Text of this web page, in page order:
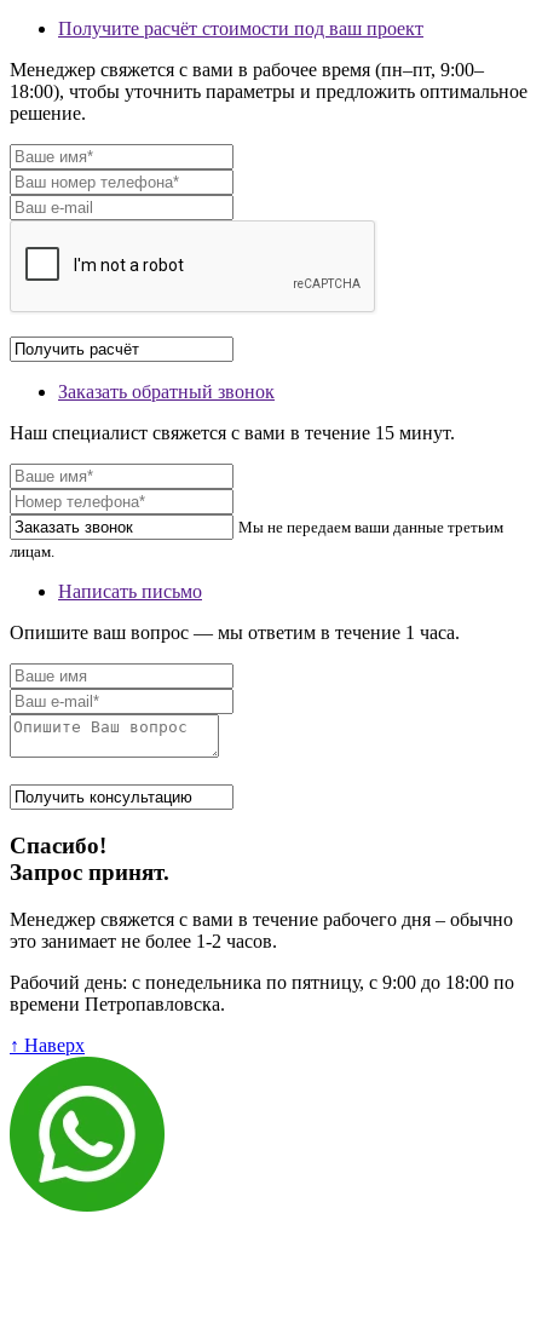
Получите расчёт стоимости под ваш проект
Менеджер свяжется с вами в рабочее время (пн–пт, 9:00–
18:00), чтобы уточнить параметры и предложить оптимальное
решение.
Заказать обратный звонок
Наш специалист свяжется с вами в течение 15 минут.
Мы не передаем ваши данные третьим
лицам.
Написать письмо
Опишите ваш вопрос — мы ответим в течение 1 часа.
Спасибо!
Запрос принят.
Менеджер свяжется с вами в течение рабочего дня – обычно
это занимает не более 1-2 часов.
Рабочий день: с понедельника по пятницу, с 9:00 до 18:00 по
времени Петропавловска.
↑ Наверх